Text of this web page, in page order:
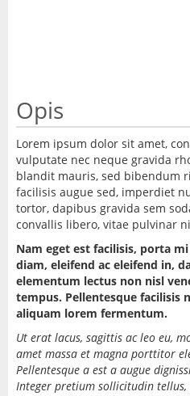
Opis
Lorem ipsum dolor sit amet,
vulputate nec neque gravida
blandit mauris, sed bibendum
facilisis augue sed, imperdiet
tortor, dapibus gravida sem
convallis libero, vitae pulvinar
Nam eget est facilisis, porta
diam, eleifend ac eleifend in,
elementum lectus non nisl
tempus. Pellentesque facilisis
aliquam lorem fermentum.
Ut erat lacus, sagittis ac leo eu,
amet massa et magna porttitor
Pellentesque a est a augue
Integer pretium sollicitudin